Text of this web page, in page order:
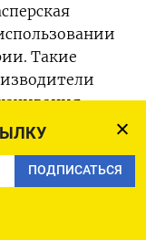
ПОДПИСАТЬСЯ
Такие
доступ